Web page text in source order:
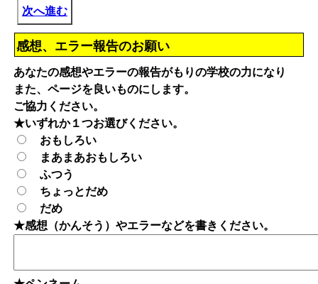
次へ進む
感想、エラー報告のお願い
あなたの感想やエラーの報告がもりの学校の力になり
また、ページを良いものにします。
ご協力ください。
★いずれか１つお選びください。
おもしろい
まあまあおもしろい
ふつう
ちょっとだめ
だめ
★感想（かんそう）やエラーなどを書きください。